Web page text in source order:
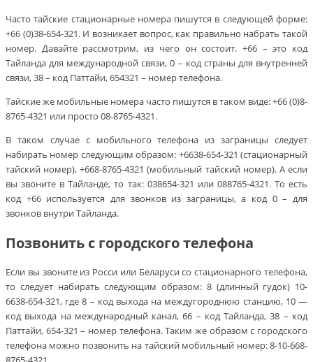
Часто тайские стационарные номера пишутся в следующей форме:
+66 (0)38-654-321. И возникает вопрос, как правильно набрать такой
номер. Давайте рассмотрим, из чего он состоит. +66 – это код
Тайланда для международной связи, 0 – код страны для внутренней
связи, 38 – код Паттайи, 654321 – номер телефона.
Тайские же мобильные номера часто пишутся в таком виде: +66 (0)8-
8765-4321 или просто 08-8765-4321.
В таком случае с мобильного телефона из заграницы следует
набирать номер следующим образом: +6638-654-321 (стационарный
тайский номер), +668-8765-4321 (мобильный тайский номер). А если
вы звоните в Тайланде, то так: 038654-321 или 088765-4321. То есть
код +66 используется для звонков из заграницы, а код 0 – для
звонков внутри Тайланда.
Позвонить с городского телефона
Если вы звоните из Росси или Беларуси со стационарного телефона,
то следует набирать следующим образом: 8 (длинный гудок) 10-
6638-654-321, где 8 – код выхода на междугороднюю станцию, 10 —
код выхода на международный канал, 66 – код Тайланда, 38 – код
Паттайи, 654-321 – номер телефона. Таким же образом с городского
телефона можно позвонить на тайский мобильный номер: 8-10-668-